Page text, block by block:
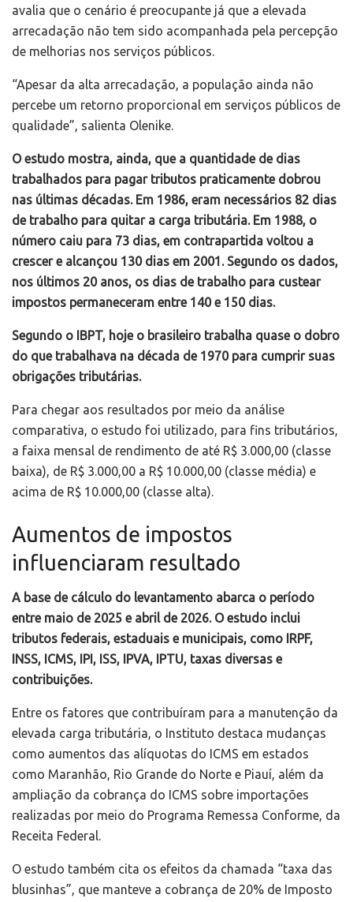
avalia que o cenário é preocupante já que a elevada
arrecadação não tem sido acompanhada pela percepção
de melhorias nos serviços públicos.
“Apesar da alta arrecadação, a população ainda não
percebe um retorno proporcional em serviços públicos de
qualidade”, salienta Olenike.
O estudo mostra, ainda, que a quantidade de dias
trabalhados para pagar tributos praticamente dobrou
nas últimas décadas. Em 1986, eram necessários 82 dias
de trabalho para quitar a carga tributária. Em 1988, o
número caiu para 73 dias, em contrapartida voltou a
crescer e alcançou 130 dias em 2001. Segundo os dados,
nos últimos 20 anos, os dias de trabalho para custear
impostos permaneceram entre 140 e 150 dias.
Segundo o IBPT, hoje o brasileiro trabalha quase o dobro
do que trabalhava na década de 1970 para cumprir suas
obrigações tributárias.
Para chegar aos resultados por meio da análise
comparativa, o estudo foi utilizado, para fins tributários,
a faixa mensal de rendimento de até R$ 3.000,00 (classe
baixa), de R$ 3.000,00 a R$ 10.000,00 (classe média) e
acima de R$ 10.000,00 (classe alta).
Aumentos de impostos
influenciaram resultado
A base de cálculo do levantamento abarca o período
entre maio de 2025 e abril de 2026. O estudo inclui
tributos federais, estaduais e municipais, como IRPF,
INSS, ICMS, IPI, ISS, IPVA, IPTU, taxas diversas e
contribuições.
Entre os fatores que contribuíram para a manutenção da
elevada carga tributária, o Instituto destaca mudanças
como aumentos das alíquotas do ICMS em estados
como Maranhão, Rio Grande do Norte e Piauí, além da
ampliação da cobrança do ICMS sobre importações
realizadas por meio do Programa Remessa Conforme, da
Receita Federal.
O estudo também cita os efeitos da chamada “taxa das
blusinhas”, que manteve a cobrança de 20% de Imposto